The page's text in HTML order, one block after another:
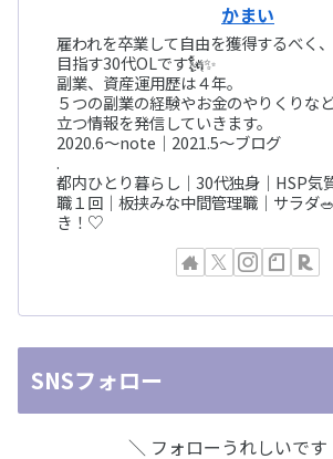
かまい
雇われを卒業して自由を獲得するべく
目指す30代OLです🗽✨
副業、資産運用歴は４年。
５つの副業の経験やお金のやりくりな
立つ情報を発信していきます。
2020.6〜note｜2021.5〜ブログ
.
都内ひとり暮らし｜30代独身｜HSP気
職１回｜板挟みな中間管理職｜サラダ
き！♡
SNSフォロー
＼ フォローうれしいです